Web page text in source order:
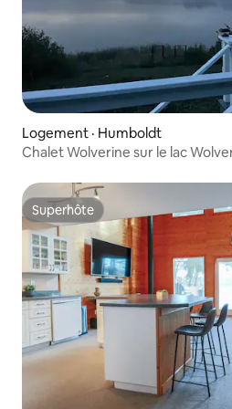
Logement · Humboldt
Superhôte
Superhôte